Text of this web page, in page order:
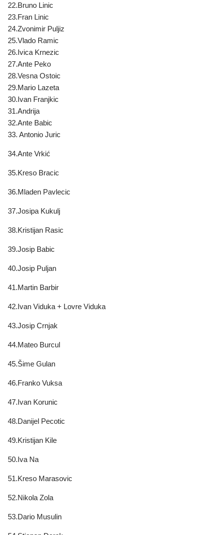
22.Bruno Linic
23.Fran Linic
24.Zvonimir Puljiz
25.Vlado Ramic
26.Ivica Krnezic
27.Ante Peko
28.Vesna Ostoic
29.Mario Lazeta
30.Ivan Franjkic
31.Andrija
32.Ante Babic
33. Antonio Juric
34.Ante Vrkić
35.Kreso Bracic
36.Mladen Pavlecic
37.Josipa Kukulj
38.Kristijan Rasic
39.Josip Babic
40.Josip Puljan
41.Martin Barbir
42.Ivan Viduka + Lovre Viduka
43.Josip Crnjak
44.Mateo Burcul
45.Šime Gulan
46.Franko Vuksa
47.Ivan Korunic
48.Danijel Pecotic
49.Kristijan Kile
50.Iva Na
51.Kreso Marasovic
52.Nikola Zola
53.Dario Musulin